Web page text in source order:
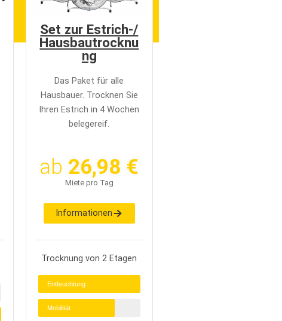
Set zur Estrich-/
Hausbautrocknu
ng
Das Paket für alle
Hausbauer. Trocknen Sie
Ihren Estrich in 4 Wochen
belegereif.
ab 26,98 €
Miete pro Tag
Informationen
Trocknung von 2 Etagen
Entfeuchtung
Mobilität